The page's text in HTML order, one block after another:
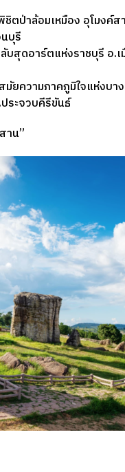
ตป่าล้อมเหมือง อุโมงค์ส
บุรี
สุดอาร์ตแห่งราชบุรี อ.เ
มัยความภาคภูมิใจแห่งบา
ระจวบคีรีขันธ์
าน”